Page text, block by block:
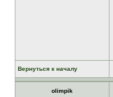
Вернуться к началу
olimpik